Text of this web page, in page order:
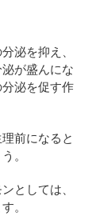
泌を抑え、
が盛んにな
泌を促す作
前になると
。
としては、
。